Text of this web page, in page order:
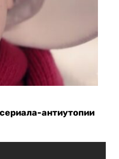
антиутопии